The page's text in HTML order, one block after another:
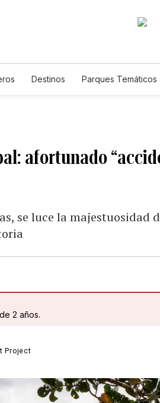
Destinos Parques Temáticos
afortunado
se luce la majestuosidad
2 años.